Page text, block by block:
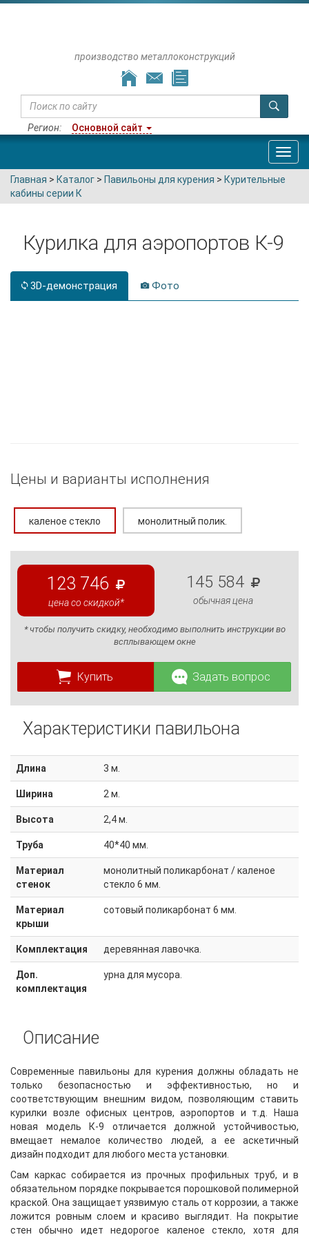
производство металлоконструкций
Регион: Основной сайт
Главная > Каталог > Павильоны для курения > Курительные
кабины серии К
Курилка для аэропортов К-9
3D-демонстрация Фото
Цены и варианты исполнения
каленое стекло монолитный полик.
123 746
цена со скидкой*
145 584
обычная цена
* чтобы получить скидку, необходимо выполнить инструкции во
всплывающем окне
Купить Задать вопрос
Характеристики павильона
Длина 3 м.
Ширина 2 м.
Высота 2,4 м.
Труба 40*40 мм.
Материал
стенок
монолитный поликарбонат / каленое
стекло 6 мм.
Материал
крыши
сотовый поликарбонат 6 мм.
Комплектация деревянная лавочка.
Доп.
комплектация
урна для мусора.
Описание
Современные павильоны для курения должны обладать не
только безопасностью и эффективностью, но и
соответствующим внешним видом, позволяющим ставить
курилки возле офисных центров, аэропортов и т.д. Наша
новая модель К-9 отличается должной устойчивостью,
вмещает немалое количество людей, а ее аскетичный
дизайн подходит для любого места установки.
Сам каркас собирается из прочных профильных труб, и в
обязательном порядке покрывается порошковой полимерной
краской. Она защищает уязвимую сталь от коррозии, а также
ложится ровным слоем и красиво выглядит. На покрытие
стен обычно идет недорогое каленое стекло, хотя для